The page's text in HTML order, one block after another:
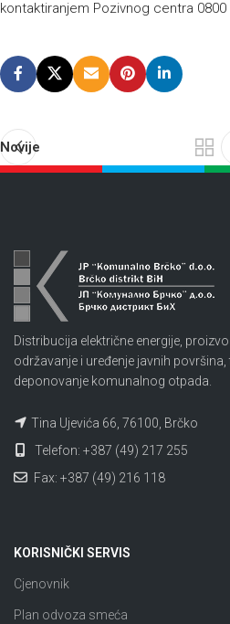
kontaktiranjem Pozivnog centra 0800
Novije
Distribucija električne energije,
održavanje i uređenje javnih
deponovanje komunalnog otpada.
Tina Ujevića 66, 76100, Brčko
Telefon: +387 (49) 217 255
Fax: +387 (49) 216 118
KORISNIČKI SERVIS
Cjenovnik
Plan odvoza smeća